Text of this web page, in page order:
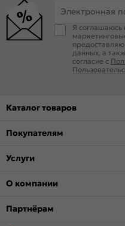
Электронная
Я соглашаюсь
предоставляю
данных, а
согласие с
Каталог товаров
Покупателям
Услуги
О компании
Партнёрам